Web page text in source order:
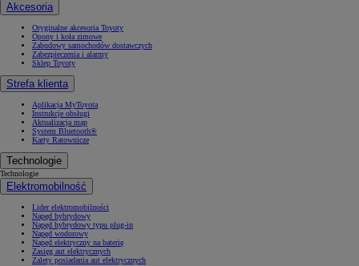
Akcesoria
Oryginalne akcesoria Toyoty
Opony i koła zimowe
Zabudowy samochodów dostawczych
Zabezpieczenia i alarmy
Sklep Toyoty
Strefa klienta
Aplikacja MyToyota
Instrukcje obsługi
Aktualizacja map
System Bluetooth®
Karty Ratownicze
Technologie
Technologie
Elektromobilność
Lider elektromobilności
Napęd hybrydowy
Napęd hybrydowy typu plug-in
Napęd wodorowy
Napęd elektryczny na baterię
Zasięg aut elektrycznych
Zalety posiadania aut elektrycznych